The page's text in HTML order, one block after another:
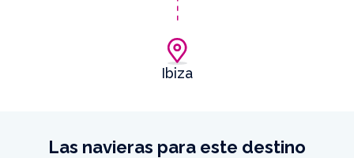
Ibiza
Las navieras para este destino